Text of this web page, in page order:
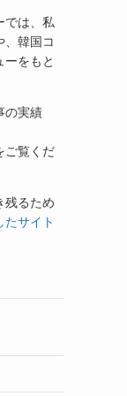
では、私
、韓国コ
ーをもと
の実績
ご覧くだ
残るため
たサイト